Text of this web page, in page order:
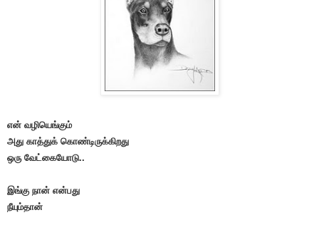
என் வழியெங்கும்
அது காத்துக் கொண்டிருக்கிறது
ஒரு வேட்கையோடு..
இங்கு நான் என்பது
நீயும்தான்